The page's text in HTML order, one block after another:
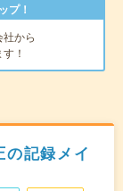
プ！
社から
！
記録メイ